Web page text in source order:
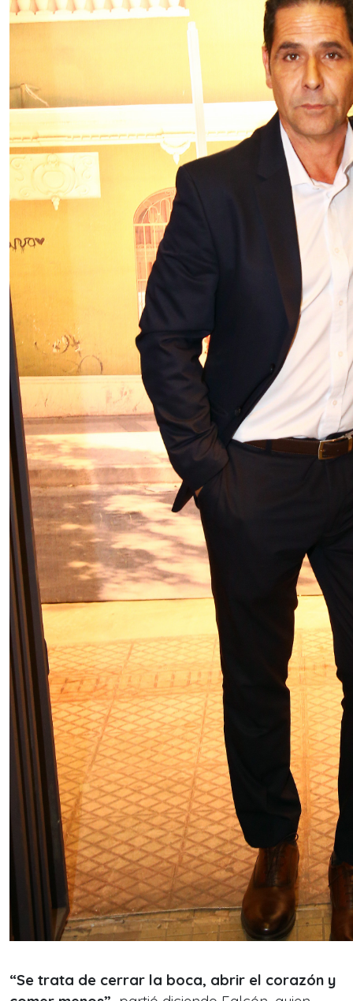
“Se trata de cerrar la boca, abrir el corazón y